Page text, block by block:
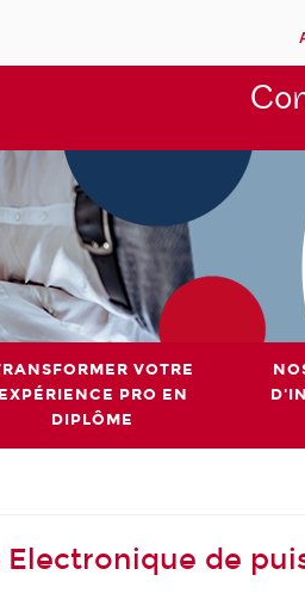
VOTRE
EXPÉRIENCE PRO EN
DIPLÔME
de